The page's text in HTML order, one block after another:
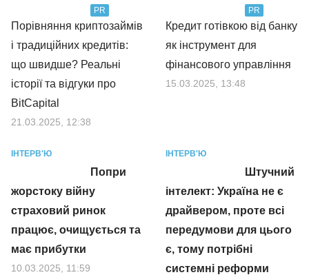
PR
Порівняння криптозаймів
і традиційних кредитів:
що швидше? Реальні
історії та відгуки про
BitCapital
21.03.2025, 12:38
PR
Кредит готівкою від банку
як інструмент для
фінансового управління
15.03.2025, 13:48
ІНТЕРВ'Ю
Попри
жорстоку війну
страховий ринок
працює, очищується та
має прибутки
10.03.2025, 11:59
ІНТЕРВ'Ю
Штучний
інтелект: Україна не є
драйвером, проте всі
передумови для цього
є, тому потрібні
системні реформи